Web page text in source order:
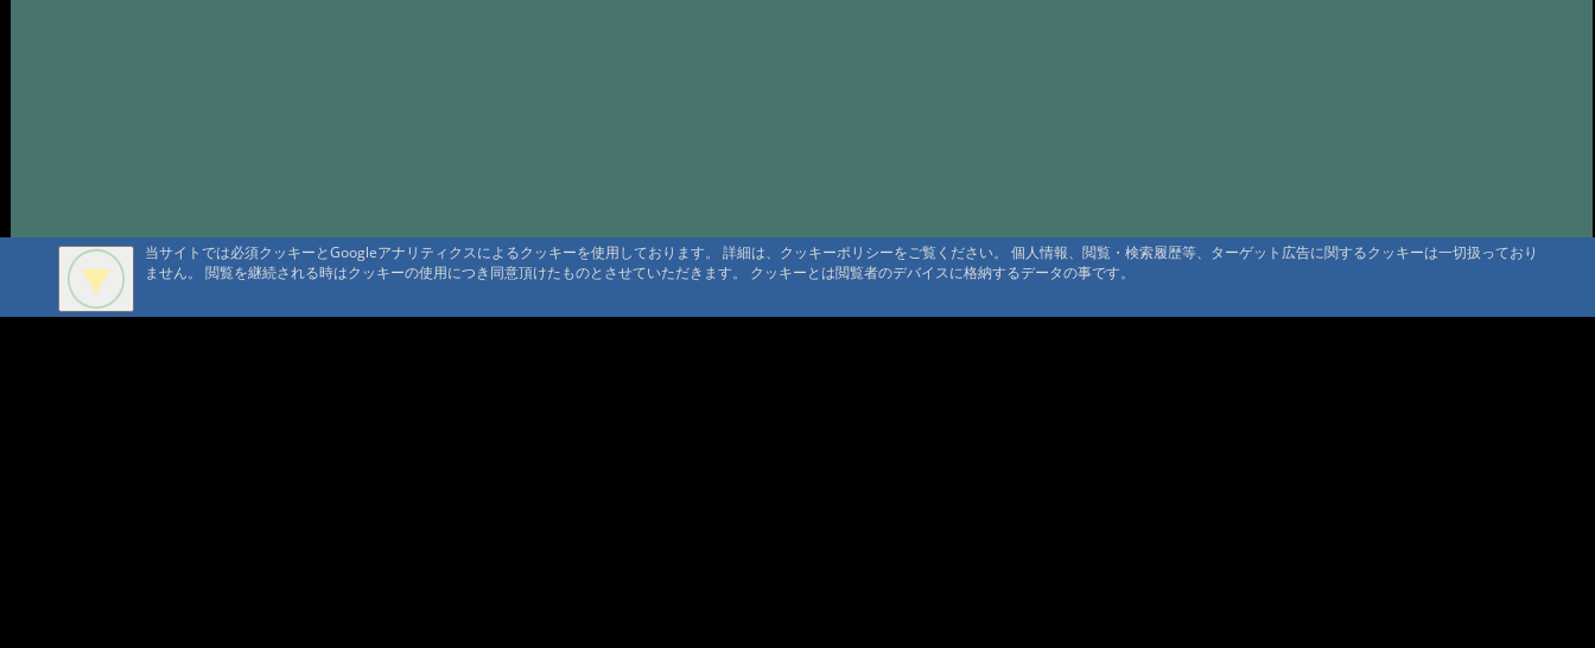
#1673:tabitappy 三斗小屋温泉大黒屋 @tabitappy '25 6/22 23:01
#1672:癒しの空間_法華院温泉山荘
#1670:民宿たなべ @ゆり さま '25 5/27 21:02
当サイトでは必須クッキーとGoogleアナリティクスによるクッキーを使用しております。 詳細は、クッキーポリシーをご覧ください。 個人情報、閲覧・検索履歴等、ターゲット広告に関するクッキーは一切扱っており
ません。 閲覧を継続される時はクッキーの使用につき同意頂けたものとさせていただきます。 クッキーとは閲覧者のデバイスに格納するデータの事です。